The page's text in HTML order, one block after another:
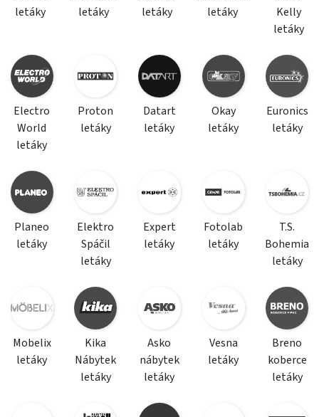
letáky
letáky
letáky
letáky
Kelly
letáky
Electro
World
letáky
Proton
letáky
Datart
letáky
Okay
letáky
Euronics
letáky
Planeo
letáky
Elektro
Spáčil
letáky
Expert
letáky
Fotolab
letáky
T.S.
Bohemia
letáky
Mobelix
letáky
Kika
Nábytek
letáky
Asko
nábytek
letáky
Vesna
letáky
Breno
koberce
letáky